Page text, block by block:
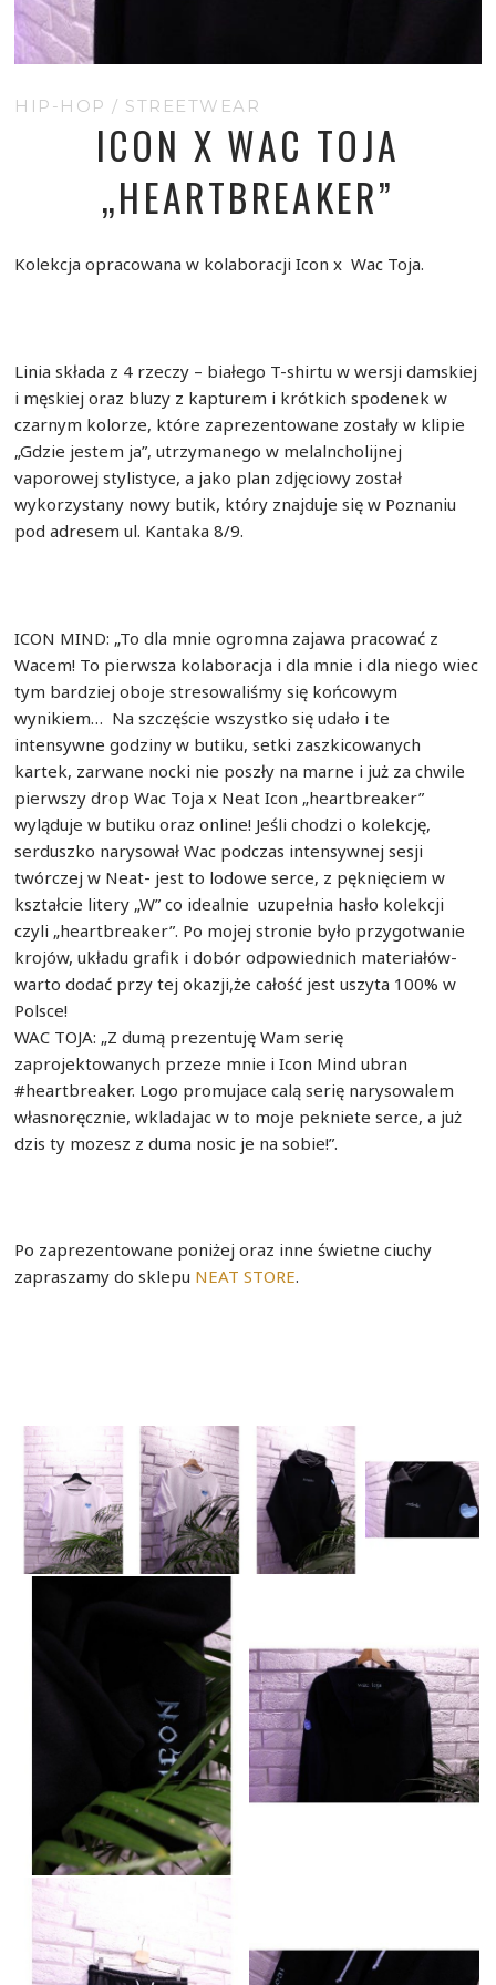
HIP-HOP / STREETWEAR
ICON X WAC TOJA
„HEARTBREAKER”
Kolekcja opracowana w kolaboracji Icon x Wac Toja.
Linia składa z 4 rzeczy – białego T-shirtu w wersji damskiej
i męskiej oraz bluzy z kapturem i krótkich spodenek w
czarnym kolorze, które zaprezentowane zostały w klipie
„Gdzie jestem ja”, utrzymanego w melalncholijnej
vaporowej stylistyce, a jako plan zdjęciowy został
wykorzystany nowy butik, który znajduje się w Poznaniu
pod adresem ul. Kantaka 8/9.
ICON MIND: „To dla mnie ogromna zajawa pracować z
Wacem! To pierwsza kolaboracja i dla mnie i dla niego wiec
tym bardziej oboje stresowaliśmy się końcowym
wynikiem… Na szczęście wszystko się udało i te
intensywne godziny w butiku, setki zaszkicowanych
kartek, zarwane nocki nie poszły na marne i już za chwile
pierwszy drop Wac Toja x Neat Icon „heartbreaker”
wyląduje w butiku oraz online! Jeśli chodzi o kolekcję,
serduszko narysował Wac podczas intensywnej sesji
twórczej w Neat- jest to lodowe serce, z pęknięciem w
kształcie litery „W” co idealnie uzupełnia hasło kolekcji
czyli „heartbreaker”. Po mojej stronie było przygotwanie
krojów, układu grafik i dobór odpowiednich materiałów-
warto dodać przy tej okazji,że całość jest uszyta 100% w
Polsce!
WAC TOJA: „Z dumą prezentuję Wam serię
zaprojektowanych przeze mnie i Icon Mind ubran
#heartbreaker. Logo promujace calą serię narysowalem
własnoręcznie, wkladajac w to moje pekniete serce, a już
dzis ty mozesz z duma nosic je na sobie!”.
Po zaprezentowane poniżej oraz inne świetne ciuchy
zapraszamy do sklepu NEAT STORE.